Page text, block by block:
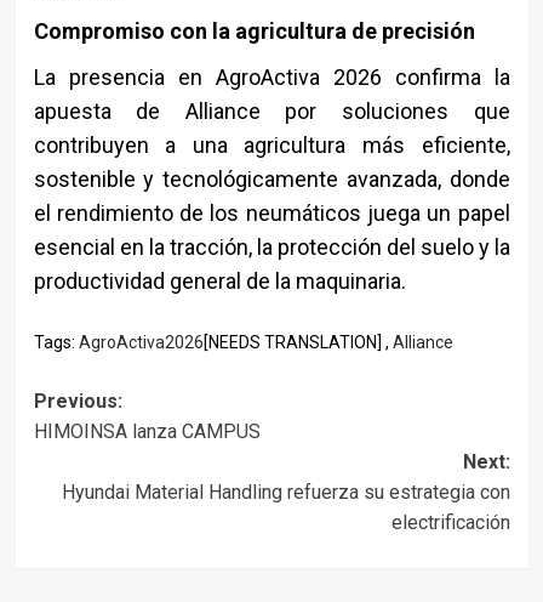
Compromiso con la agricultura de precisión
La presencia en AgroActiva 2026 confirma la
apuesta de Alliance por soluciones que
contribuyen a una agricultura más eficiente,
sostenible y tecnológicamente avanzada, donde
el rendimiento de los neumáticos juega un papel
esencial en la tracción, la protección del suelo y la
productividad general de la maquinaria.
Tags: AgroActiva2026[NEEDS TRANSLATION] , Alliance
Post
Previous:
HIMOINSA lanza CAMPUS
Next:
Hyundai Material Handling refuerza su estrategia con
electrificación